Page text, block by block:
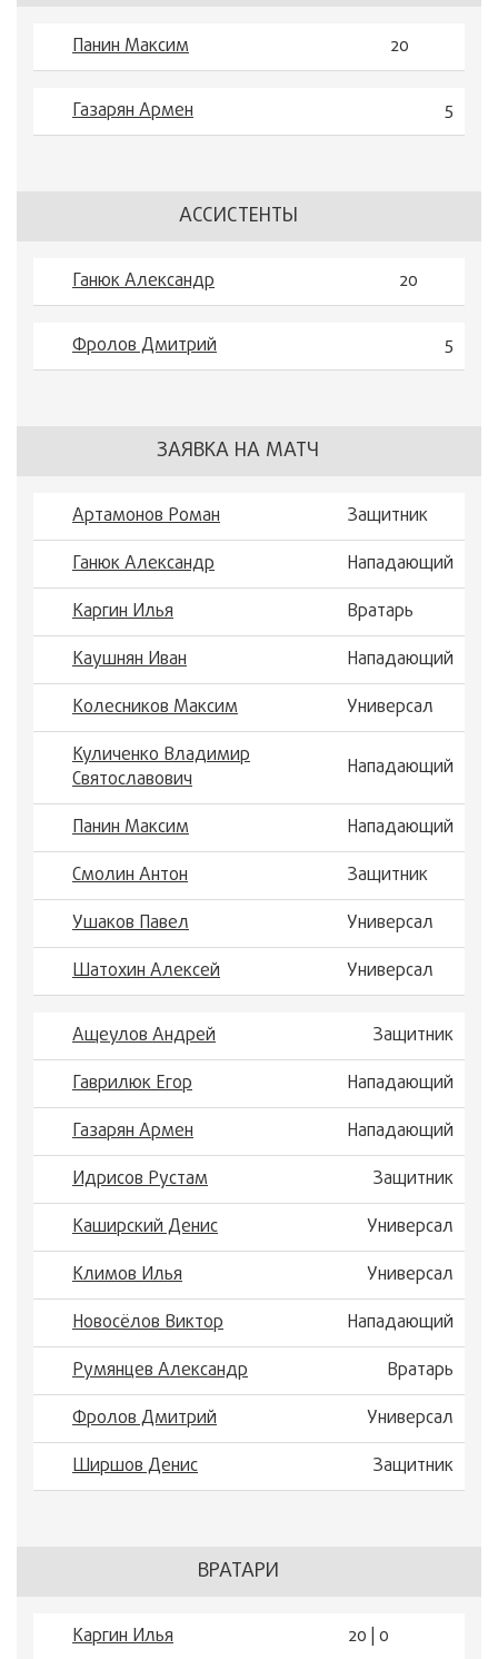
Панин Максим 20
Газарян Армен 5
АССИСТЕНТЫ
Ганюк Александр 20
Фролов Дмитрий 5
ЗАЯВКА НА МАТЧ
Артамонов Роман
Защитник
Ганюк Александр
Нападающий
Каргин Илья
Вратарь
Каушнян Иван
Нападающий
Колесников Максим
Универсал
Куличенко Владимир
Святославович
Нападающий
Панин Максим
Нападающий
Смолин Антон
Защитник
Ушаков Павел
Универсал
Шатохин Алексей
Универсал
Ащеулов Андрей
Защитник
Гаврилюк Егор
Нападающий
Газарян Армен
Нападающий
Идрисов Рустам
Защитник
Каширский Денис
Универсал
Климов Илья
Универсал
Новосёлов Виктор
Нападающий
Румянцев Александр
Вратарь
Фролов Дмитрий
Универсал
Ширшов Денис
Защитник
ВРАТАРИ
Каргин Илья 20 | 0